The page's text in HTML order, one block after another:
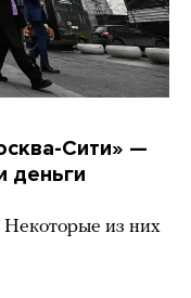
Сити» —
деньги
из них